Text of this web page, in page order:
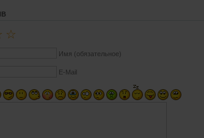
☆
Имя (обязательное)
E-Mail